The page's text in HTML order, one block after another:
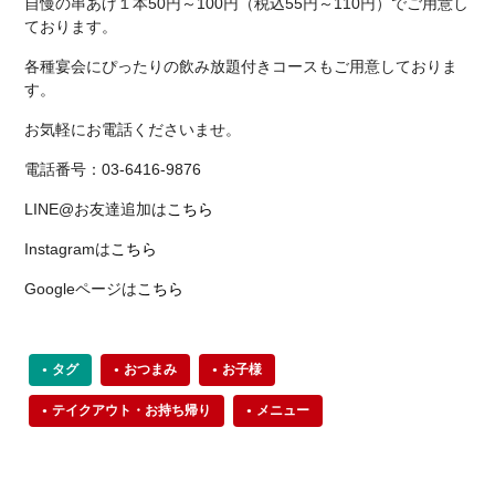
ております。
各種宴会にぴったりの飲み放題付きコースもご用意しておりま
す。
お気軽にお電話くださいませ。
電話番号：03-6416-9876
LINE@お友達追加はこちら
Instagramはこちら
Googleページはこちら
タグ おつまみ お子様
テイクアウト・お持ち帰り メニュー